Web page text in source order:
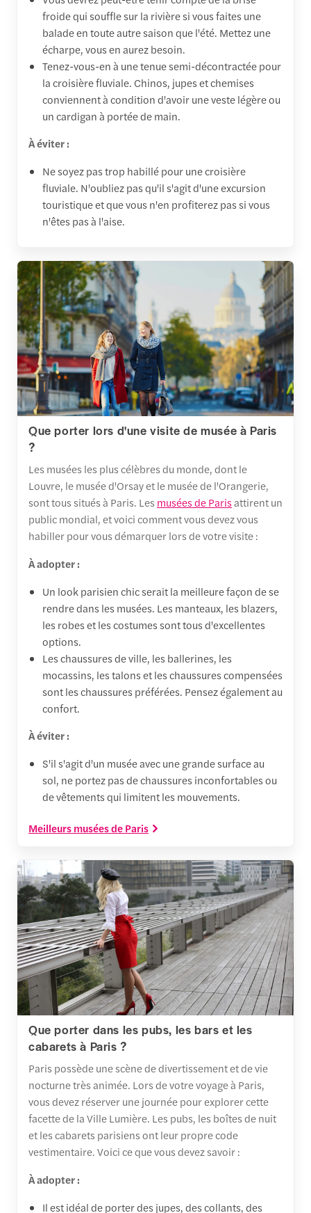
froide qui souffle sur la rivière si vous faites une
balade en toute autre saison que l'été. Mettez une
écharpe, vous en aurez besoin.
Tenez-vous-en à une tenue semi-décontractée pour
la croisière fluviale. Chinos, jupes et chemises
conviennent à condition d'avoir une veste légère ou
un cardigan à portée de main.
À éviter :
Ne soyez pas trop habillé pour une croisière
fluviale. N'oubliez pas qu'il s'agit d'une excursion
touristique et que vous n'en profiterez pas si vous
n'êtes pas à l'aise.
Que porter lors d'une visite de musée à Paris
?
Les musées les plus célèbres du monde, dont le
Louvre, le musée d'Orsay et le musée de l'Orangerie,
sont tous situés à Paris. Les musées de Parisattirent un
public mondial, et voici comment vous devez vous
habiller pour vous démarquer lors de votre visite :
À adopter :
Un look parisien chic serait la meilleure façon de se
rendre dans les musées. Les manteaux, les blazers,
les robes et les costumes sont tous d'excellentes
options.
Les chaussures de ville, les ballerines, les
mocassins, les talons et les chaussures compensées
sont les chaussures préférées. Pensez également au
confort.
À éviter :
S'il s'agit d'un musée avec une grande surface au
sol, ne portez pas de chaussures inconfortables ou
de vêtements qui limitent les mouvements.
Meilleurs musées de Paris
Que porter dans les pubs, les bars et les
cabarets à Paris ?
Paris possède une scène de divertissement et de vie
nocturne très animée. Lors de votre voyage à Paris,
vous devez réserver une journée pour explorer cette
facette de la Ville Lumière. Les pubs, les boîtes de nuit
et les cabarets parisiens ont leur propre code
vestimentaire. Voici ce que vous devez savoir :
À adopter :
Il est idéal de porter des jupes, des collants, des